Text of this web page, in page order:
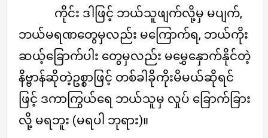
ကိုင်း ဒါဖြင့် ဘယ်သူဖျက်လို့မှ မပျက်,
ဘယ်မရဏတွေမှလည်း မကြောက်ရ, ဘယ်ကိုး
ဆယ့်ခြောက်ပါး တွေမှလည်း မမွှေနှောက်နိုင်တဲ့
နိဗ္ဗာန်ဆိုတဲ့ဥစ္စာဖြင့် တစ်ခါခိုကိုးမိမယ်ဆိုရင်
ဖြင့် ဒကာကြွယ်ရေ ဘယ်သူမှ လှုပ် ခြောက်ခြား
လို့ မရဘူး (မရပါ ဘုရား)။